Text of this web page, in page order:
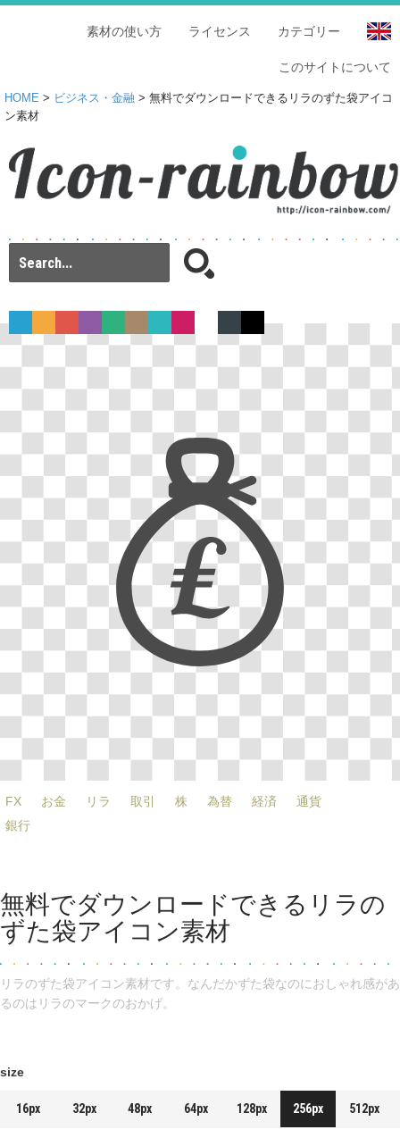
カテゴリー
ライセンス
素材の使い方
このサイトについて
HOME > ビジネス・金融 > 無料でダウンロードできるリラのずた袋アイコ
ン素材
FX お金 リラ 取引 株 為替 経済
通貨
銀行
無料でダウンロードできるリラの
ずた袋アイコン素材
リラのずた袋アイコン素材です。なんだかずた袋なのにおしゃれ感があ
るのはリラのマークのおかげ。
size
16px 32px 48px 64px 128px 256px 512px